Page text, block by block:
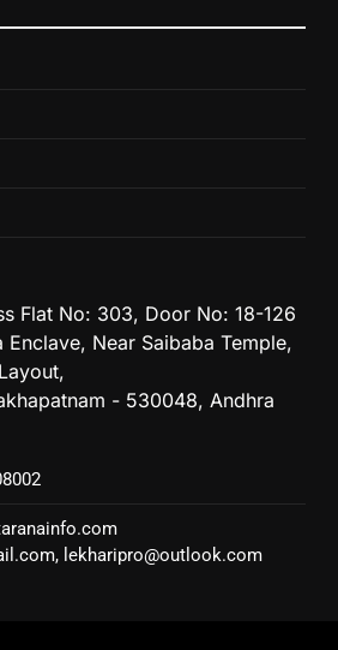
Flat No: 303, Door No: 18-126
Enclave, Near Saibaba Temple,
- 530048, Andhra
, lekharipro@outlook.com